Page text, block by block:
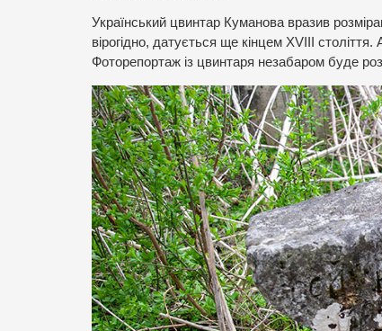
Український цвинтар Куманова вразив
вірогідно, датується ще кінцем ХVIII
Фоторепортаж із цвинтаря незабаром буде